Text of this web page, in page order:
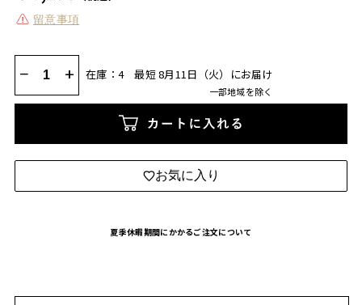
留意事項
− + 在庫：4 最短 8月11日（火）にお届け
一部地域を除く
カートに入れる
お気に入り
夏季休暇期間にかかるご注文について